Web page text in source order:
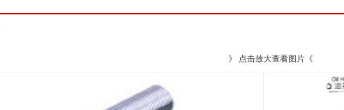
》 点击放大查看图片《